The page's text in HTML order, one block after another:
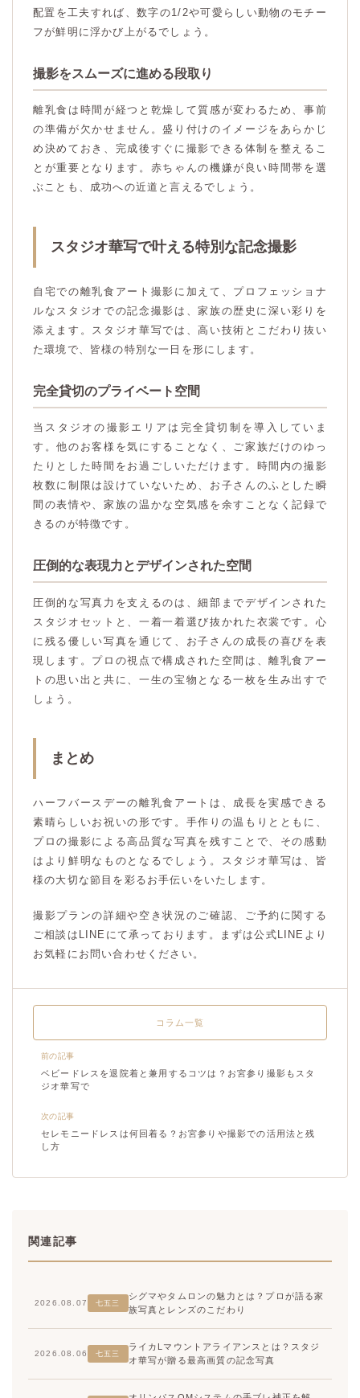
配置を工夫すれば、数字の1/2や可愛らしい動物のモチー
フが鮮明に浮かび上がるでしょう。
撮影をスムーズに進める段取り
離乳食は時間が経つと乾燥して質感が変わるため、事前
の準備が欠かせません。盛り付けのイメージをあらかじ
め決めておき、完成後すぐに撮影できる体制を整えるこ
とが重要となります。赤ちゃんの機嫌が良い時間帯を選
ぶことも、成功への近道と言えるでしょう。
スタジオ華写で叶える特別な記念撮影
自宅での離乳食アート撮影に加えて、プロフェッショナ
ルなスタジオでの記念撮影は、家族の歴史に深い彩りを
添えます。スタジオ華写では、高い技術とこだわり抜い
た環境で、皆様の特別な一日を形にします。
完全貸切のプライベート空間
当スタジオの撮影エリアは完全貸切制を導入していま
す。他のお客様を気にすることなく、ご家族だけのゆっ
たりとした時間をお過ごしいただけます。時間内の撮影
枚数に制限は設けていないため、お子さんのふとした瞬
間の表情や、家族の温かな空気感を余すことなく記録で
きるのが特徴です。
圧倒的な表現力とデザインされた空間
圧倒的な写真力を支えるのは、細部までデザインされた
スタジオセットと、一着一着選び抜かれた衣裳です。心
に残る優しい写真を通じて、お子さんの成長の喜びを表
現します。プロの視点で構成された空間は、離乳食アー
トの思い出と共に、一生の宝物となる一枚を生み出すで
しょう。
まとめ
ハーフバースデーの離乳食アートは、成長を実感できる
素晴らしいお祝いの形です。手作りの温もりとともに、
プロの撮影による高品質な写真を残すことで、その感動
はより鮮明なものとなるでしょう。スタジオ華写は、皆
様の大切な節目を彩るお手伝いをいたします。
撮影プランの詳細や空き状況のご確認、ご予約に関する
ご相談はLINEにて承っております。まずは公式LINEより
お気軽にお問い合わせください。
前の記事
ベビードレスを退院着と兼用するコツは？お宮参り撮影もスタ
ジオ華写で
コラム一覧
次の記事
セレモニードレスは何回着る？お宮参りや撮影での活用法と残
し方
関連記事
2026.08.07 七五三
シグマやタムロンの魅力とは？プロが語る家
族写真とレンズのこだわり
2026.08.06 七五三
ライカLマウントアライアンスとは？スタジ
オ華写が贈る最高画質の記念写真